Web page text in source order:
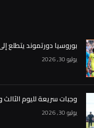
بوروسيا دورتموند يتطلع
يوليو 30, 2026
وجبات سريعة لليوم
يوليو 30, 2026